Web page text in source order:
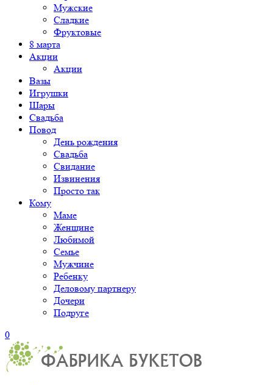
Мужские
Сладкие
Фруктовые
8 марта
Акции
Акции
Вазы
Игрушки
Шары
Свадьба
Повод
День рождения
Свадьба
Свидание
Извинения
Просто так
Кому
Маме
Женщине
Любимой
Семье
Мужчине
Ребенку
Деловому партнеру
Дочери
Подруге
0